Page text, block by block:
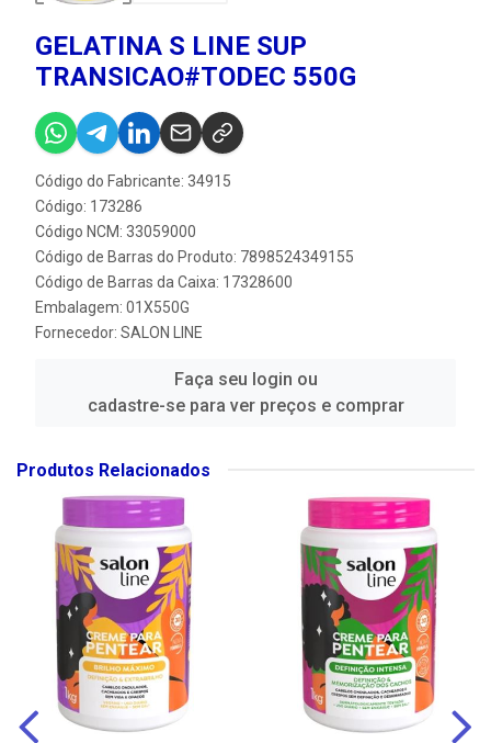
GELATINA S LINE SUP
TRANSICAO#TODEC 550G
Código do Fabricante: 34915
Código: 173286
Código NCM: 33059000
Código de Barras do Produto: 7898524349155
Código de Barras da Caixa: 17328600
Embalagem: 01X550G
Fornecedor: SALON LINE
Faça seu login ou
cadastre-se para ver preços e comprar
Produtos Relacionados